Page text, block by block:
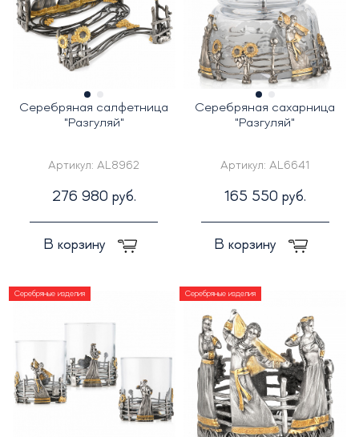
Серебряная салфетница
"Разгуляй"
Артикул:AL8962
276 980 руб.
В корзину
Серебряная сахарница
"Разгуляй"
Артикул: AL6641
165 550 руб.
В корзину
Серебряные изделия Серебряные изделия